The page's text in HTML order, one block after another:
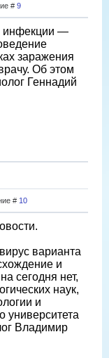
# 9
инфекции —
заражения
Об этом
Геннадий
# 10
варианта
и
сегодня нет,
наук,
и
университета
Владимир